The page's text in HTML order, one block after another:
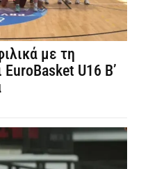
με τη
U16 Β’